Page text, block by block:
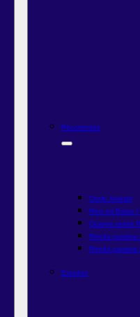
Recorrentes
Onde Investir
Rico na Bolsa
Quanto rende
Renda passiva
Renda passiva
Estudos